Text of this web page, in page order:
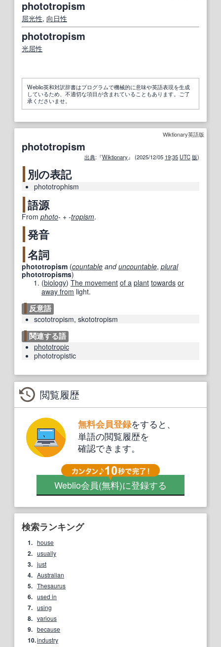
phototropism
屈光性, 向日性
phototropism
光屈性
Weblio英和対訳辞書はプログラムで機械的に意味や英語表現を生成
しているため、不適切な項目が含まれていることもあります。ご了
承くださいませ。
Wiktionary英語版
phototropism
出典:『Wiktionary』 (2025/12/05 19:35 UTC 版)
別の表記
phototrophism
語源
From photo- +‎ -tropism.
発音
名詞
phototropism (countable anduncountable, plural
phototropisms)
(biology) The movement of a plant towards or
away from light.
反意語
scototropism, skototropism
関連する語
phototropic
phototropistic
閲覧履歴
無料会員登録をすると、
単語の閲覧履歴を
確認できます。
Weblio会員(無料)に登録する
検索ランキング
1. house
2. usually
3. just
4. Australian
5. Thesaurus
6. used in
7. using
8. various
9. because
10.industry